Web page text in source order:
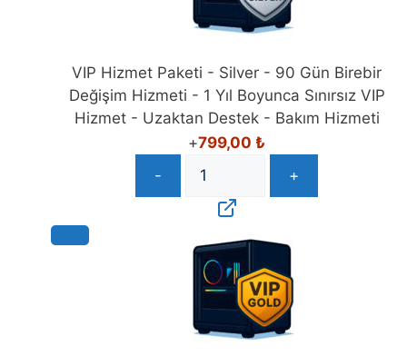
VIP Hizmet Paketi - Silver - 90 Gün Birebir
Değişim Hizmeti - 1 Yıl Boyunca Sınırsız VIP
Hizmet - Uzaktan Destek - Bakım Hizmeti
+799,00 ₺
-
+